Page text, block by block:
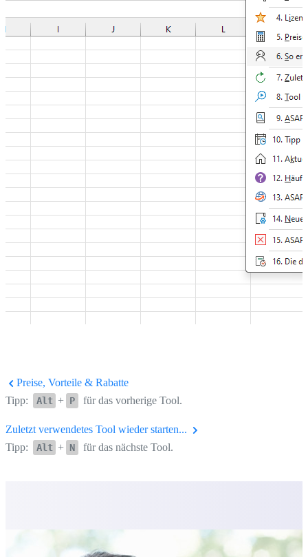
Preise, Vorteile & Rabatte
Tipp:
Alt + P für das vorherige Tool.
Zuletzt verwendetes Tool wieder starten...
Tipp:
Alt + N für das nächste Tool.